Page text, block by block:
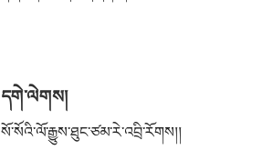
དགེ་ལེགས།
སོ་སོའི་ལོ་རྒྱུས་ཐུང་ཙམ་རེ་འབྲི་རོགས།།